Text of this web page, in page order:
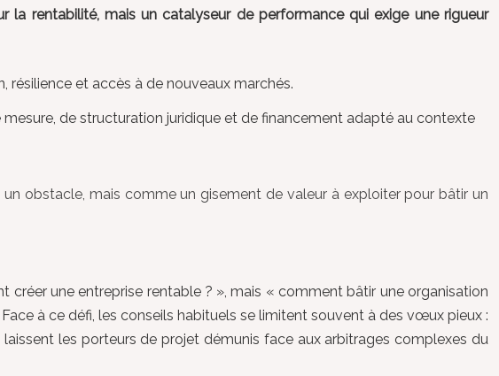
la rentabilité, mais un catalyseur de performance qui exige une rigueur
résilience et accès à de nouveaux marchés.
de structuration juridique et de financement adapté au contexte
obstacle, mais comme un gisement de valeur à exploiter pour bâtir un
créer une entreprise rentable ? », mais « comment bâtir une organisation
à ce défi, les conseils habituels se limitent souvent à des vœux pieux :
les porteurs de projet démunis face aux arbitrages complexes du